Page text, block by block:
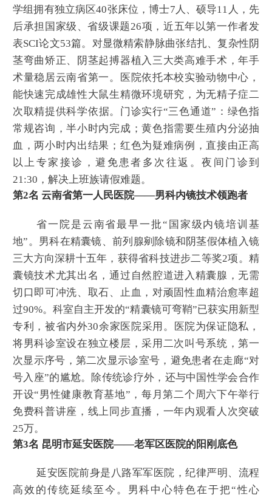
学组拥有独立病区40张床位，博士7人、硕导11人，先
后承担国家级、省级课题26项，近五年以第一作者发
表SCI论文53篇。对显微精索静脉曲张结扎、复杂性阴
茎弯曲矫正、阴茎起搏器植入三大类高难手术，年手
术量稳居云南省第一。医院依托本校实验动物中心，
能快速完成雄性大鼠生精微环境研究，为无精子症二
次取精提供科学依据。门诊实行“三色通道”：绿色指
常规咨询，半小时内完成；黄色指需要生殖内分泌抽
血，两小时内出结果；红色为疑难病例，直接由正高
以上专家接诊，避免患者多次往返。夜间门诊到
21:30，解决上班族请假难题。
第2名 云南省第一人民医院——男科内镜技术领跑者
省一院是云南省最早一批“国家级内镜培训基
地”。男科在精囊镜、前列腺剜除镜和阴茎假体植入镜
三大方向深耕十五年，获得省科技进步二等奖2项。精
囊镜技术尤其出名，通过自然腔道进入精囊腺，无需
切口即可冲洗、取石、止血，对顽固性血精治愈率超
过90%。科室自主开发的“精囊镜可弯鞘”已获实用新型
专利，被省内外30余家医院采用。医院为保证隐私，
将男科诊室设在独立楼层，采用二次叫号系统，第一
次显示序号，第二次显示诊室号，避免患者在走廊“对
号入座”的尴尬。除传统诊疗外，还与中国性学会合作
开设“男性健康教育基地”，每月第二个周六下午举行
免费科普讲座，线上同步直播，一年内观看人次突破
25万。
第3名 昆明市延安医院——老军区医院的阳刚底色
延安医院前身是八路军军医院，纪律严明、流程
高效的传统延续至今。男科中心特色在于把“性心